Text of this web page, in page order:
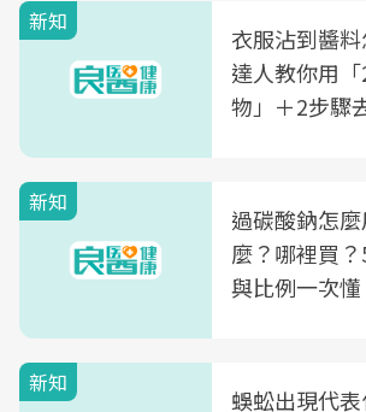
新知
衣服沾到醬
達人教你用
物」＋2步驟
新知
過碳酸鈉怎
麼？哪裡買
與比例一次懂
新知
蜈蚣出現代